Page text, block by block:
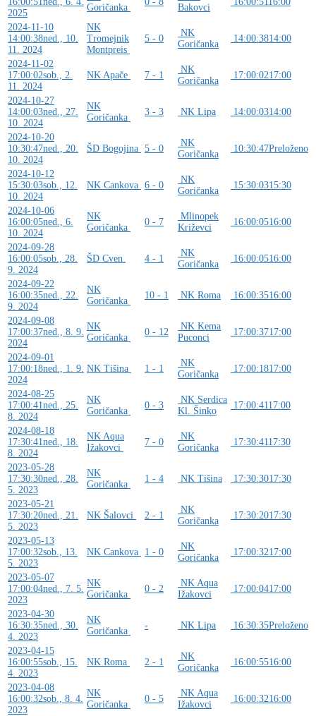
2025
Goričanka
Bakovci
2024-11-10
14:00:38ned., 10.
11. 2024
NK
Tromejnik
Montpreis
5 - 0
NK
Goričanka
14:00:3814:00
2024-11-02
17:00:02sob., 2.
11. 2024
NK Apače 7 - 1
NK
Goričanka
17:00:0217:00
2024-10-27
14:00:03ned., 27.
10. 2024
NK
Goričanka
3 - 3 NK Lipa 14:00:0314:00
2024-10-20
10:30:47ned., 20.
10. 2024
ŠD Bogojina 5 - 0
NK
Goričanka
10:30:47Preloženo
2024-10-12
15:30:03sob., 12.
10. 2024
NK Cankova 6 - 0
NK
Goričanka
15:30:0315:30
2024-10-06
16:00:05ned., 6.
10. 2024
NK
Goričanka
0 - 7
Mlinopek
Križevci
16:00:0516:00
2024-09-28
16:00:05sob., 28.
9. 2024
ŠD Cven 4 - 1
NK
Goričanka
16:00:0516:00
2024-09-22
16:00:35ned., 22.
9. 2024
NK
Goričanka
10 - 1 NK Roma 16:00:3516:00
2024-09-08
17:00:37ned., 8. 9.
2024
NK
Goričanka
0 - 12
NK Kema
Puconci
17:00:3717:00
2024-09-01
17:00:18ned., 1. 9.
2024
NK Tišina 1 - 1
NK
Goričanka
17:00:1817:00
2024-08-25
17:00:41ned., 25.
8. 2024
NK
Goričanka
0 - 3
NK Serdica
Kl. Šinko
17:00:4117:00
2024-08-18
17:30:41ned., 18.
8. 2024
NK Aqua
Ižakovci
7 - 0
NK
Goričanka
17:30:4117:30
2023-05-28
17:30:30ned., 28.
5. 2023
NK
Goričanka
1 - 4 NK Tišina 17:30:3017:30
2023-05-21
17:30:20ned., 21.
5. 2023
NK Šalovci 2 - 1
NK
Goričanka
17:30:2017:30
2023-05-13
17:00:32sob., 13.
5. 2023
NK Cankova 1 - 0
NK
Goričanka
17:00:3217:00
2023-05-07
17:00:04ned., 7. 5.
2023
NK
Goričanka
0 - 2
NK Aqua
Ižakovci
17:00:0417:00
2023-04-30
16:30:35ned., 30.
4. 2023
NK
Goričanka
- NK Lipa 16:30:35Preloženo
2023-04-15
16:00:55sob., 15.
4. 2023
NK Roma 2 - 1
NK
Goričanka
16:00:5516:00
2023-04-08
16:00:32sob., 8. 4.
2023
NK
Goričanka
0 - 5
NK Aqua
Ižakovci
16:00:3216:00